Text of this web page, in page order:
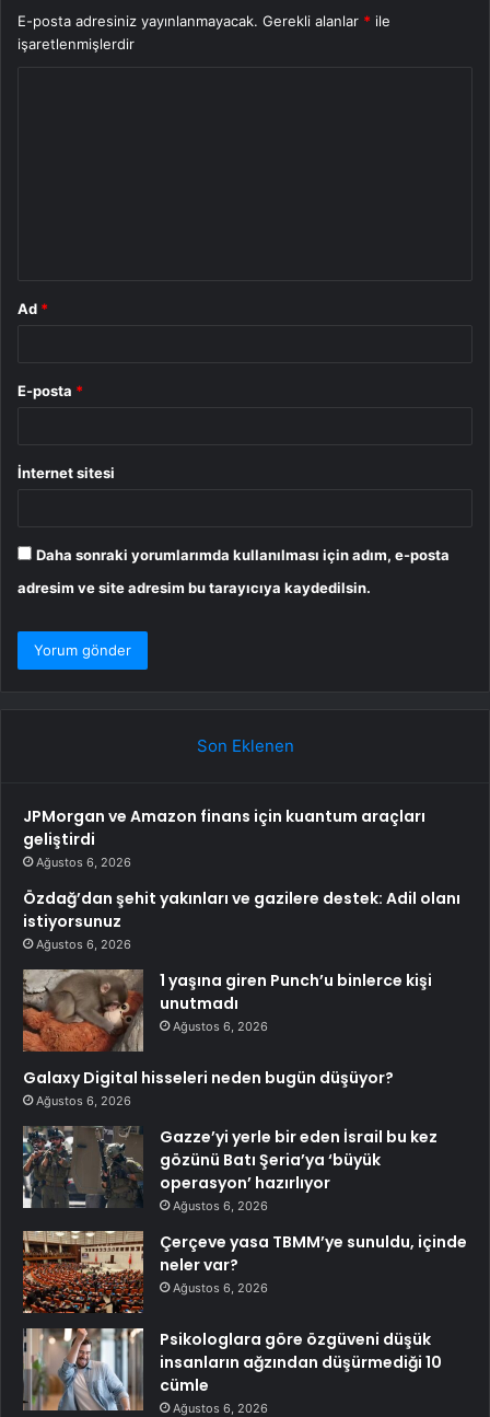
E-posta adresiniz yayınlanmayacak. Gerekli alanlar * ile
işaretlenmişlerdir
Ad *
E-posta *
İnternet sitesi
Daha sonraki yorumlarımda kullanılması için adım, e-posta
adresim ve site adresim bu tarayıcıya kaydedilsin.
Son Eklenen
JPMorgan ve Amazon finans için kuantum araçları
geliştirdi
Ağustos 6, 2026
Özdağ’dan şehit yakınları ve gazilere destek: Adil olanı
istiyorsunuz
Ağustos 6, 2026
1 yaşına giren Punch’u binlerce kişi
unutmadı
Ağustos 6, 2026
Galaxy Digital hisseleri neden bugün düşüyor?
Ağustos 6, 2026
Gazze’yi yerle bir eden İsrail bu kez
gözünü Batı Şeria’ya ‘büyük
operasyon’ hazırlıyor
Ağustos 6, 2026
Çerçeve yasa TBMM’ye sunuldu, içinde
neler var?
Ağustos 6, 2026
Psikologlara göre özgüveni düşük
insanların ağzından düşürmediği 10
cümle
Ağustos 6, 2026